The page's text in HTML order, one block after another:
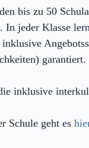
bis zu 50
In jeder Klasse
inklusive
garantiert.
inklusive
Schule geht es